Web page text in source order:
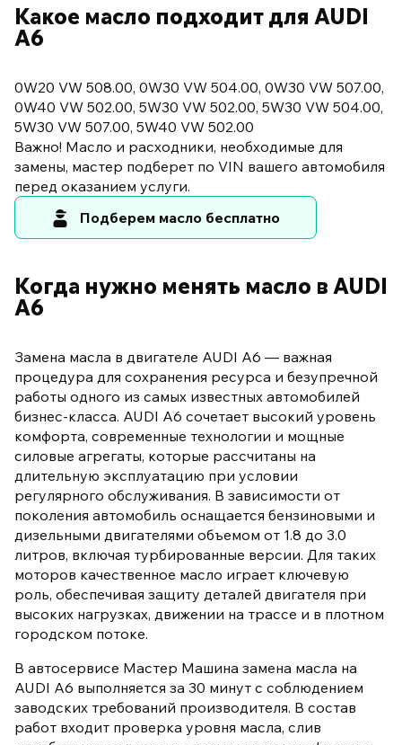
Какое масло подходит для AUDI
A6
0W20 VW 508.00, 0W30 VW 504.00, 0W30 VW 507.00,
0W40 VW 502.00, 5W30 VW 502.00, 5W30 VW 504.00,
5W30 VW 507.00, 5W40 VW 502.00
Важно! Масло и расходники, необходимые для
замены, мастер подберет по VIN вашего автомобиля
перед оказанием услуги.
Подберем масло бесплатно
Когда нужно менять масло в AUDI
A6
Замена масла в двигателе AUDI A6 — важная
процедура для сохранения ресурса и безупречной
работы одного из самых известных автомобилей
бизнес-класса. AUDI A6 сочетает высокий уровень
комфорта, современные технологии и мощные
силовые агрегаты, которые рассчитаны на
длительную эксплуатацию при условии
регулярного обслуживания. В зависимости от
поколения автомобиль оснащается бензиновыми и
дизельными двигателями объемом от 1.8 до 3.0
литров, включая турбированные версии. Для таких
моторов качественное масло играет ключевую
роль, обеспечивая защиту деталей двигателя при
высоких нагрузках, движении на трассе и в плотном
городском потоке.
В автосервисе Мастер Машина замена масла на
AUDI A6 выполняется за 30 минут с соблюдением
заводских требований производителя. В состав
работ входит проверка уровня масла, слив